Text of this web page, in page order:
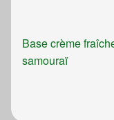
Base crème
samouraï